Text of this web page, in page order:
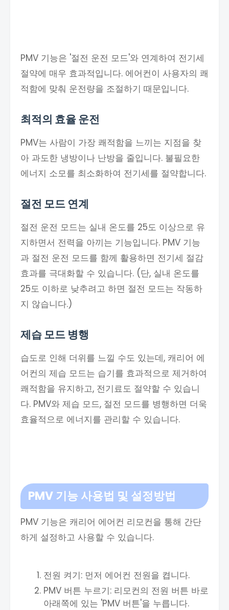
PMV 기능은 '절전 운전 모드'와 연계하여 전기세
절약에 매우 효과적입니다. 에어컨이 사용자의 쾌
적함에 맞춰 운전량을 조절하기 때문입니다.
최적의 효율 운전
PMV는 사람이 가장 쾌적함을 느끼는 지점을 찾
아 과도한 냉방이나 난방을 줄입니다. 불필요한
에너지 소모를 최소화하여 전기세를 절약합니다.
절전 모드 연계
절전 운전 모드는 실내 온도를 25도 이상으로 유
지하면서 전력을 아끼는 기능입니다. PMV 기능
과 절전 운전 모드를 함께 활용하면 전기세 절감
효과를 극대화할 수 있습니다. (단, 실내 온도를
25도 이하로 낮추려고 하면 절전 모드는 작동하
지 않습니다.)
제습 모드 병행
습도로 인해 더위를 느낄 수도 있는데, 캐리어 에
어컨의 제습 모드는 습기를 효과적으로 제거하여
쾌적함을 유지하고, 전기료도 절약할 수 있습니
다. PMV와 제습 모드, 절전 모드를 병행하면 더욱
효율적으로 에너지를 관리할 수 있습니다.
PMV 기능 사용법 및 설정방법
PMV 기능은 캐리어 에어컨 리모컨을 통해 간단
하게 설정하고 사용할 수 있습니다.
전원 켜기: 먼저 에어컨 전원을 켭니다.
PMV 버튼 누르기: 리모컨의 전원 버튼 바로
아래쪽에 있는 'PMV 버튼'을 누릅니다.